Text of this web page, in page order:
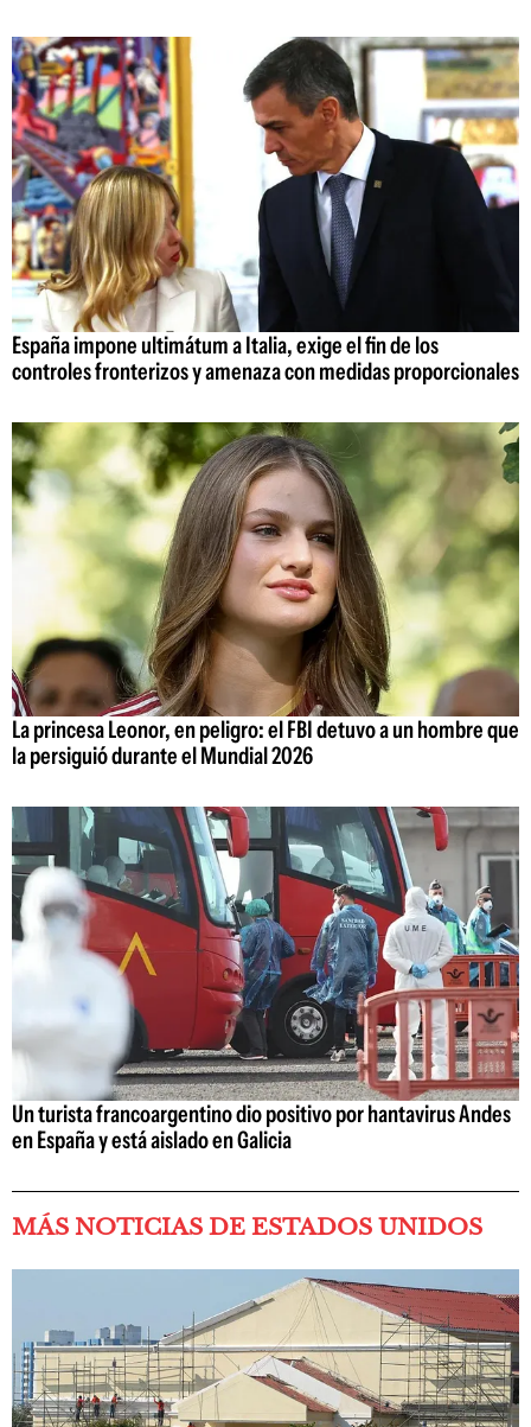
España impone ultimátum a Italia, exige el fin de los
controles fronterizos y amenaza con medidas proporcionales
La princesa Leonor, en peligro: el FBI detuvo a un hombre que
la persiguió durante el Mundial 2026
Un turista francoargentino dio positivo por hantavirus Andes
en España y está aislado en Galicia
MÁS NOTICIAS DE ESTADOS UNIDOS